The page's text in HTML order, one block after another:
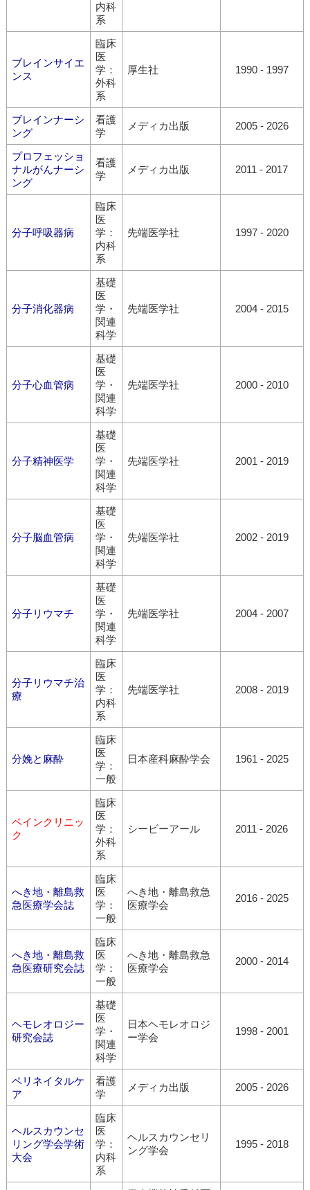
内科
系
ブレインサイエ
ンス
臨床
医
学：
外科
系
厚生社 1990 - 1997
ブレインナーシ
ング
看護
学
メディカ出版 2005 - 2026
プロフェッショ
ナルがんナーシ
ング
看護
学
メディカ出版 2011 - 2017
分子呼吸器病
臨床
医
学：
内科
系
先端医学社 1997 - 2020
分子消化器病
基礎
医
学・
関連
科学
先端医学社 2004 - 2015
分子心血管病
基礎
医
学・
関連
科学
先端医学社 2000 - 2010
分子精神医学
基礎
医
学・
関連
科学
先端医学社 2001 - 2019
分子脳血管病
基礎
医
学・
関連
科学
先端医学社 2002 - 2019
分子リウマチ
基礎
医
学・
関連
科学
先端医学社 2004 - 2007
分子リウマチ治
療
臨床
医
学：
内科
系
先端医学社 2008 - 2019
分娩と麻酔
臨床
医
学：
一般
日本産科麻酔学会 1961 - 2025
ペインクリニッ
ク
臨床
医
学：
外科
系
シービーアール 2011 - 2026
へき地・離島救
急医療学会誌
臨床
医
学：
一般
へき地・離島救急
医療学会
2016 - 2025
へき地・離島救
急医療研究会誌
臨床
医
学：
一般
へき地・離島救急
医療学会
2000 - 2014
ヘモレオロジー
研究会誌
基礎
医
学・
関連
科学
日本ヘモレオロジ
ー学会
1998 - 2001
ペリネイタルケ
ア
看護
学
メディカ出版 2005 - 2026
ヘルスカウンセ
リング学会学術
大会
臨床
医
学：
内科
系
ヘルスカウンセリ
ング学会
1995 - 2018